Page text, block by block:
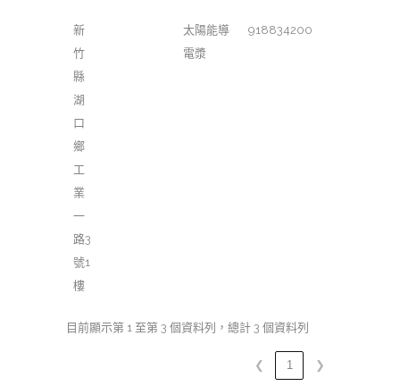
新
竹
縣
湖
口
鄉
工
業
一
路3
號1
樓
太陽能導
電漿
918834200
目前顯示第 1 至第 3 個資料列，總計 3 個資料列
❮ 1 ❯